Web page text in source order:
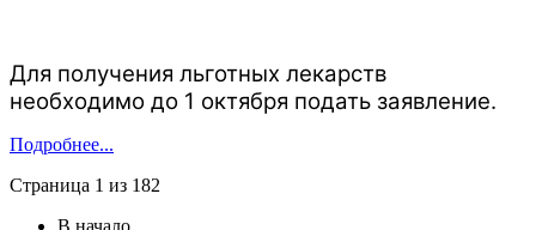
Для получения льготных лекарств
необходимо до 1 октября подать заявление.
Подробнее...
Страница 1 из 182
В начало